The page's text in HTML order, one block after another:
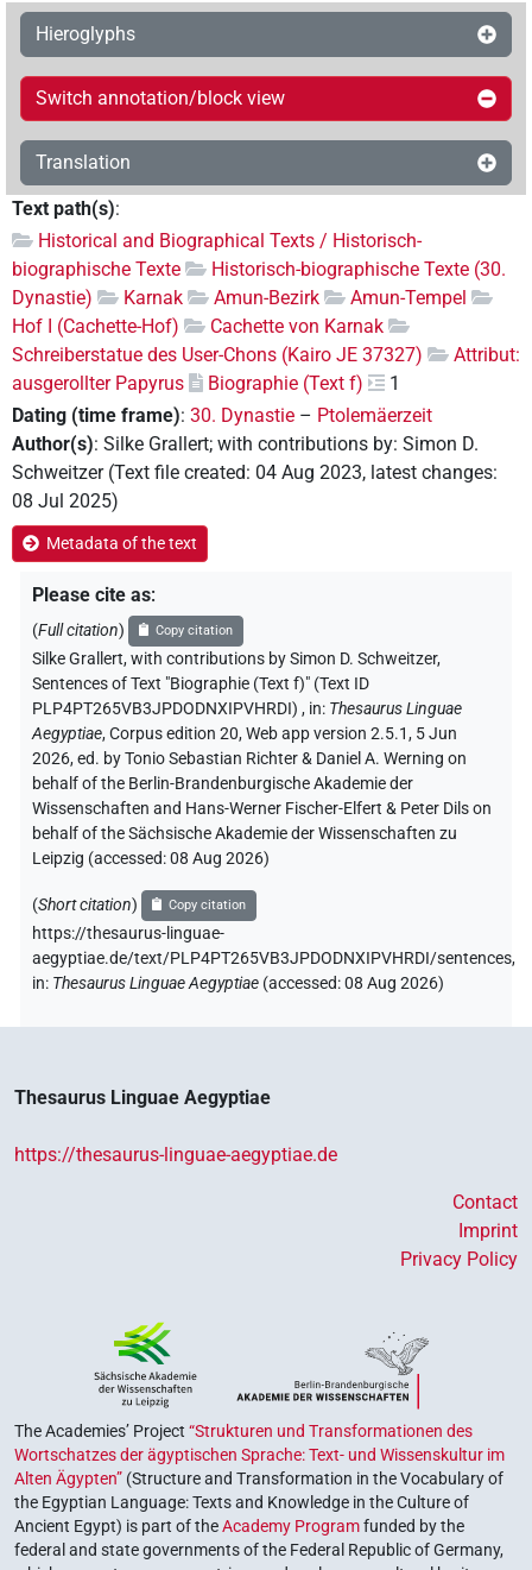
Hieroglyphs
Switch annotation/block view
Translation
Text path(s):
Historical and Biographical Texts / Historisch-
biographische Texte
Historisch-biographische Texte (30.
Dynastie)
Karnak Amun-Bezirk
Amun-Tempel
Hof I (Cachette-Hof)
Cachette von Karnak
Schreiberstatue des User-Chons (Kairo JE 37327)
Attribut:
ausgerollter Papyrus
Biographie (Text f)
1
Dating (time frame): 30. Dynastie – Ptolemäerzeit
Author(s): Silke Grallert; with contributions by: Simon D.
Schweitzer (Text file created: 04 Aug 2023, latest changes:
08 Jul 2025)
Metadata of the text
Please cite as:
(Full citation) Copy citation
Silke Grallert,with contributions bySimon D. Schweitzer,
Sentences of Text "Biographie (Text f)" (Text ID
PLP4PT265VB3JPDODNXIPVHRDI) , in: Thesaurus Linguae
Aegyptiae,Corpus edition 20, Web app version 2.5.1, 5 Jun
2026, ed. by Tonio Sebastian Richter & Daniel A. Werning on
behalf of the Berlin-Brandenburgische Akademie der
Wissenschaften and Hans-Werner Fischer-Elfert & Peter Dils on
behalf of the Sächsische Akademie der Wissenschaften zu
Leipzig (accessed:08 Aug 2026)
(Short citation) Copy citation
https://thesaurus-linguae-
aegyptiae.de/text/PLP4PT265VB3JPDODNXIPVHRDI/sentences,
in: Thesaurus Linguae Aegyptiae (accessed:08 Aug 2026)
Thesaurus Linguae Aegyptiae
https://thesaurus-linguae-aegyptiae.de
Contact
Imprint
Privacy Policy
The Academies’ Project “Strukturen und Transformationen des
Wortschatzes der ägyptischen Sprache: Text- und Wissenskultur im
Alten Ägypten” (Structure and Transformation in the Vocabulary of
the Egyptian Language: Texts and Knowledge in the Culture of
Ancient Egypt) is part of theAcademy Programfunded by the
federal and state governments of the Federal Republic of Germany,